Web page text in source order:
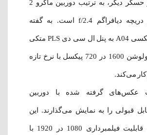
A04 دارای دو حسگر دیگر، به ترتیب دوربین ماکرو 2
مگا‌پیکسلی و دریچه دیافراگم 2.4/f است. به گفته
سامسونگ، گلکسی A04 به پنل ال سی دی PLS متکی
است که با رزولوشن 1600 در 720 پیکسل با نرخ تازه
عکس‌های گرفته‌ شده با دوربین
قبولی را به نمایش می‌گذارند. این
ماژول دوربین قابلیت فیلمبرداری 1080 در 1920 با